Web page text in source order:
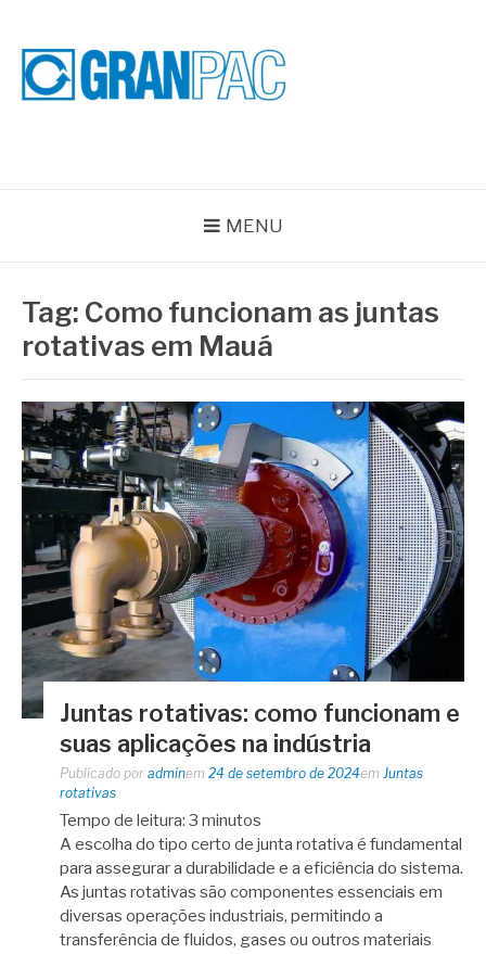
conteúdo
MENU
Tag: Como funcionam as juntas
rotativas em Mauá
Juntas rotativas: como funcionam e
suas aplicações na indústria
Publicado por adminem 24 de setembro de 2024em Juntas
rotativas
Tempo de leitura: 3 minutos
A escolha do tipo certo de junta rotativa é fundamental
para assegurar a durabilidade e a eficiência do sistema.
As juntas rotativas são componentes essenciais em
diversas operações industriais, permitindo a
transferência de fluidos, gases ou outros materiais